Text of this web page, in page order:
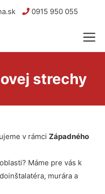
0915 950 055
strechy
v rámci Západného
Máme pre vás k
murára a